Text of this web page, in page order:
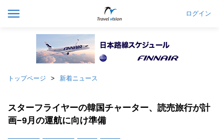
ログイン
トップページ 新着ニュース
スターフライヤーの韓国チャーター、読売旅行が計
画−9月の運航に向け準備